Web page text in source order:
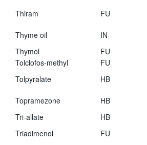
Thiram FU
Thyme oil IN
Thymol
FU
Tolclofos-methyl
FU
Tolpyralate
HB
Topramezone HB
Tri-allate
HB
Triadimenol
FU